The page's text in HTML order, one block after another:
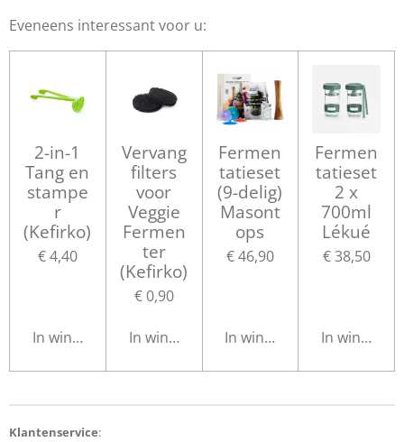
Eveneens interessant voor u:
2-in-1
Tang en
stampe
r
(Kefirko)
€ 4,40
In winkelwagen
Vervang
filters
voor
Veggie
Fermen
ter
(Kefirko)
€ 0,90
In winkelwagen
Fermen
tatieset
(9-delig)
Masont
ops
€ 46,90
In winkelwagen
Fermen
tatieset
2 x
700ml
Lékué
€ 38,50
In
Klantenservice: